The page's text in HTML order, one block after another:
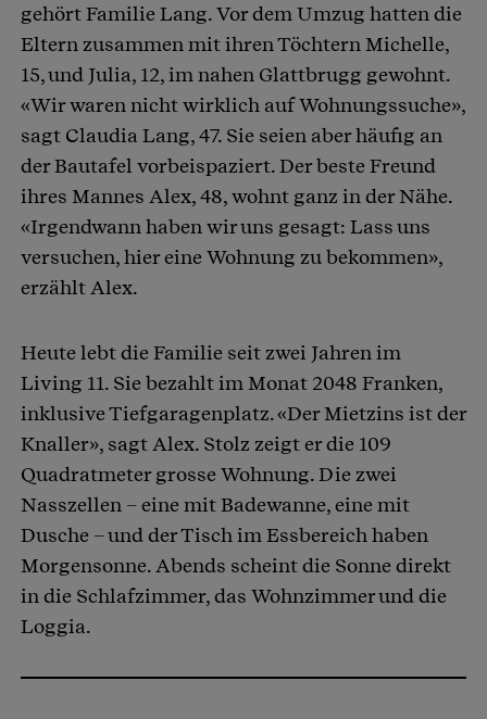
gehört Familie Lang. Vor dem Umzug hatten die
Eltern zusammen mit ihren Töchtern Michelle,
15, und Julia, 12, im nahen Glattbrugg gewohnt.
«Wir waren nicht wirklich auf Wohnungssuche»,
sagt Claudia Lang, 47. Sie seien aber häufig an
der Bautafel vorbeispaziert. Der beste Freund
ihres Mannes Alex, 48, wohnt ganz in der Nähe.
«Irgendwann haben wir uns gesagt: Lass uns
versuchen, hier eine Wohnung zu bekommen»,
erzählt Alex.
Heute lebt die Familie seit zwei Jahren im
Living 11. Sie bezahlt im Monat 2048 Franken,
inklusive Tiefgaragenplatz. «Der Mietzins ist der
Knaller», sagt Alex. Stolz zeigt er die 109
Quadratmeter grosse Wohnung. Die zwei
Nasszellen – eine mit Badewanne, eine mit
Dusche – und der Tisch im Essbereich haben
Morgensonne. Abends scheint die Sonne direkt
in die Schlafzimmer, das Wohnzimmer und die
Loggia.